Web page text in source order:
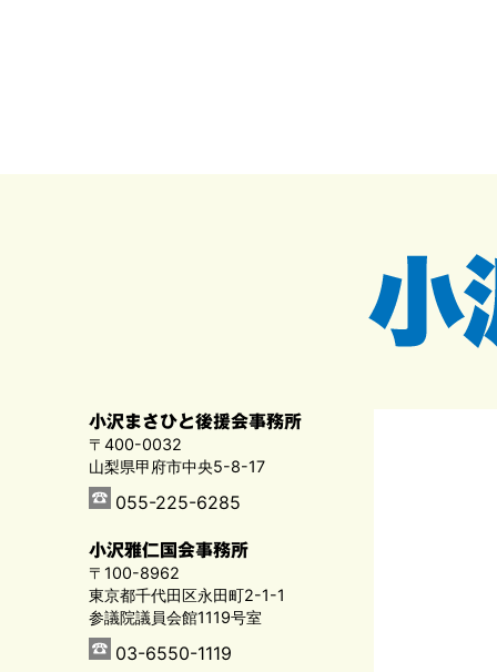
小沢まさひと後援会事務所
〒400-0032
山梨県甲府市中央5-8-17
055-225-6285
小沢雅仁国会事務所
〒100-8962
東京都千代田区永田町2-1-1
参議院議員会館1119号室
03-6550-1119